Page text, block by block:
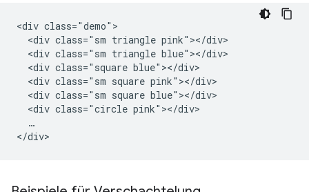
<div class="demo">
  <div class="sm triangle pink"></div>
  <div class="sm triangle blue"></div>
  <div class="square blue"></div>
  <div class="sm square pink"></div>
  <div class="sm square blue"></div>
  <div class="circle pink"></div>
  …